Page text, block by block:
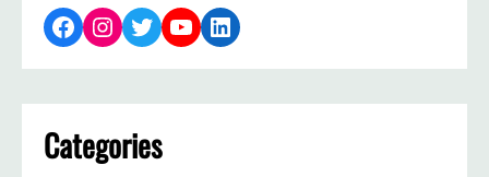
Facebook Instagram Twitter YouTube LinkedIn
Categories